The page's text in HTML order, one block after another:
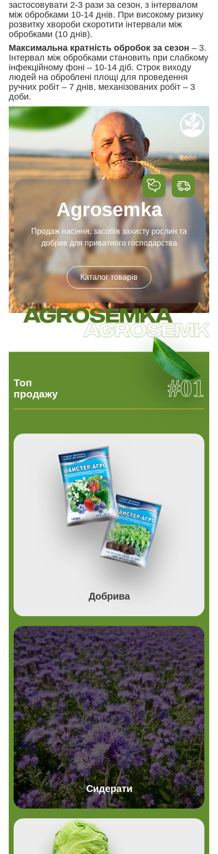
застосовувати 2-3 рази за сезон, з інтервалом
між обробками 10-14 днів. При високому ризику
розвитку хвороби скоротити інтервали між
обробками (10 днів).
Максимальна кратність обробок за сезон – 3.
Інтервал між обробками становить при слабкому
інфекційному фоні – 10-14 діб. Строк виходу
людей на оброблені площі для проведення
ручних робіт – 7 днів, механізованих робіт – 3
доби.
Agrosemka
Продаж насіння, засобів захисту рослин та
добрив для приватного господарства
Каталог товарів
Топ
продажу
#01
Добрива
Сидерати